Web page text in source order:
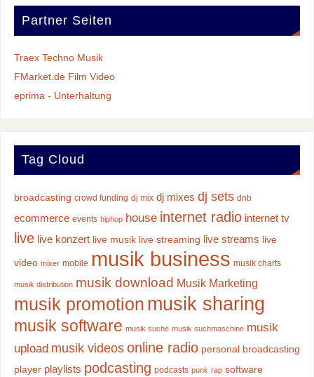
Partner Seiten
Traex Techno Musik
FMarket.de Film Video
eprima - Unterhaltung
Tag Cloud
broadcasting crowd funding dj mix dj mixes dj sets dnb
ecommerce events hiphop house internet radio internet tv
live live konzert live musik live streaming live streams live
video mixer mobile musik business musik charts
musik distribution musik download Musik Marketing
musik promotion musik sharing
musik software musik suche musik suchmaschine musik
upload musik videos online radio personal broadcasting
player playlists podcasting podcasts punk rap software